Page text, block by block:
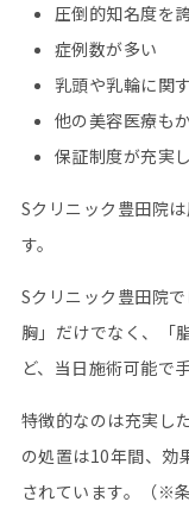
圧倒的知名度を
症例数が多い
乳頭や乳輪に関
他の美容医療も
保証制度が充実
Sクリニック豊田院
す。
Sクリニック豊田院
胸」だけでなく、「
ど、当日施術可能で
特徴的なのは充実し
の処置は10年間、効
されています。（※条